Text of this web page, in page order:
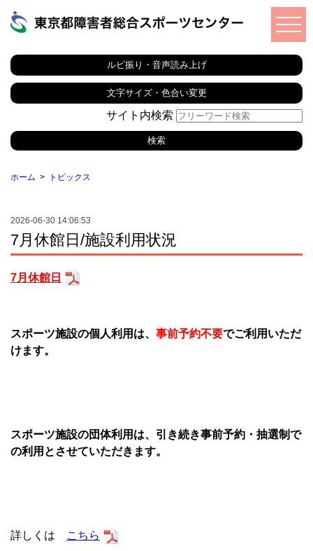
ルビ振り・音声読み上げ
文字サイズ・色合い変更
サイト内検索
ホーム トピックス
2026-06-30 14:06:53
7月休館日/施設利用状況
7月休館日
スポーツ施設の個人利用は、 事前予約不要でご利用いただ
けます。
スポーツ施設の団体利用は、引き続き事前予約・抽選制で
の利用とさせていただきます。
詳しくは こちら